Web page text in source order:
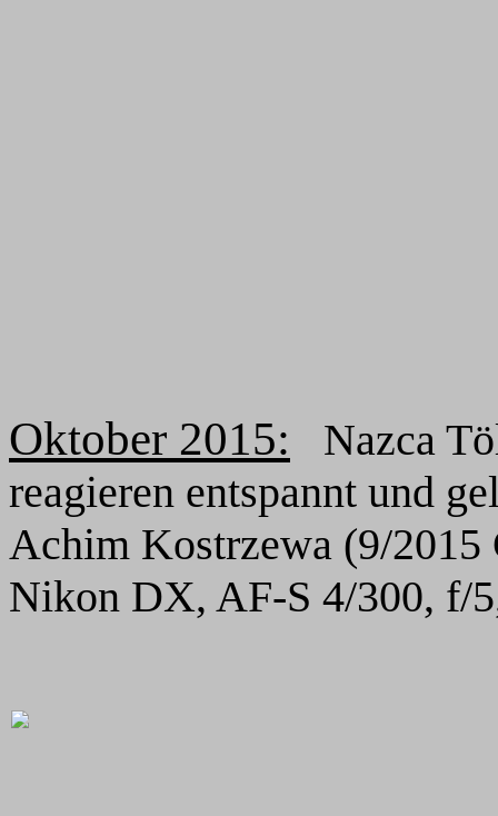
Oktober 2015: Nazca
reagieren entspannt und
Achim Kostrzewa (9/2015
Nikon DX, AF-S 4/300, f/